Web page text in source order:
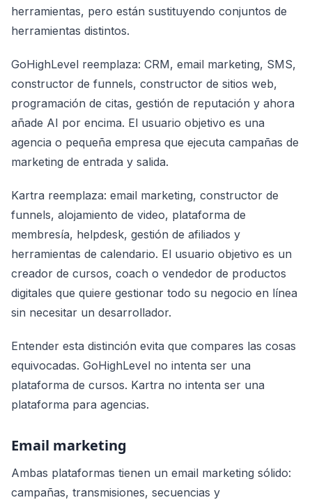
herramientas, pero están sustituyendo conjuntos de
herramientas distintos.
GoHighLevel reemplaza: CRM, email marketing, SMS,
constructor de funnels, constructor de sitios web,
programación de citas, gestión de reputación y ahora
añade AI por encima. El usuario objetivo es una
agencia o pequeña empresa que ejecuta campañas de
marketing de entrada y salida.
Kartra reemplaza: email marketing, constructor de
funnels, alojamiento de video, plataforma de
membresía, helpdesk, gestión de afiliados y
herramientas de calendario. El usuario objetivo es un
creador de cursos, coach o vendedor de productos
digitales que quiere gestionar todo su negocio en línea
sin necesitar un desarrollador.
Entender esta distinción evita que compares las cosas
equivocadas. GoHighLevel no intenta ser una
plataforma de cursos. Kartra no intenta ser una
plataforma para agencias.
Email marketing
Ambas plataformas tienen un email marketing sólido:
campañas, transmisiones, secuencias y